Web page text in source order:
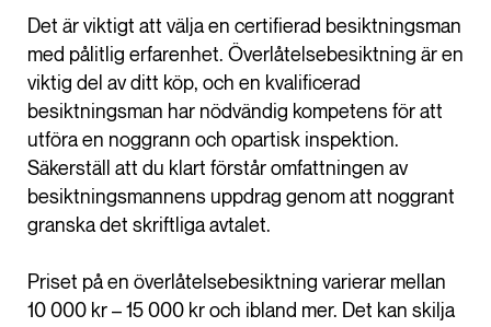
Det är viktigt att välja en certifierad besiktningsman
med pålitlig erfarenhet. Överlåtelsebesiktning är en
viktig del av ditt köp, och en kvalificerad
besiktningsman har nödvändig kompetens för att
utföra en noggrann och opartisk inspektion.
Säkerställ att du klart förstår omfattningen av
besiktningsmannens uppdrag genom att noggrant
granska det skriftliga avtalet.
Priset på en överlåtelsebesiktning varierar mellan
10 000 kr – 15 000 kr och ibland mer. Det kan skilja